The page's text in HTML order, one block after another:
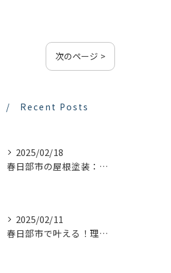
次のページ >
Recent Posts
2025/02/18
春日部市の屋根塗装：最適な業者選びで価格を抑える方法
2025/02/11
春日部市で叶える！理想のキッチンリフォームを実現するステップ